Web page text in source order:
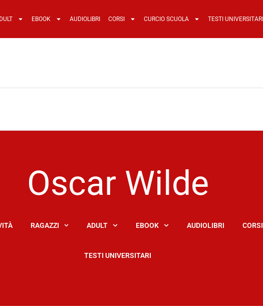
EBOOK AUDIOLIBRI CORSI CURCIO SCUOLA TESTI UNIVERSITARI
Oscar Wilde
RAGAZZI ADULT EBOOK AUDIOLIBRI CORSI
TESTI UNIVERSITARI